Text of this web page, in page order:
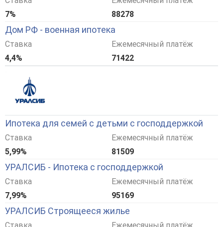
7%
88278
Дом РФ - военная ипотека
Ставка
4,4%
Ежемесячный платёж
71422
Ипотека для семей с детьми с господдержкой
Ставка
5,99%
Ежемесячный платёж
81509
УРАЛСИБ - Ипотека с господдержкой
Ставка
7,99%
Ежемесячный платёж
95169
УРАЛСИБ Строящееся жилье